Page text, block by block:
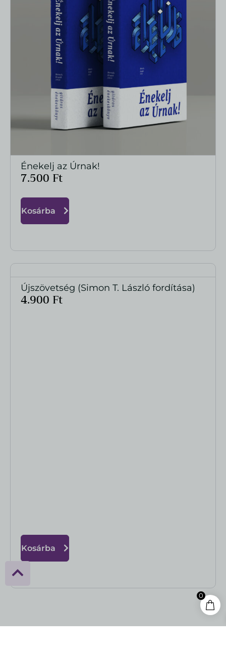
MEGTEKINTÉS
Énekelj az Úrnak!
7.500 Ft
Kosárba
MEGTEKINTÉS
Újszövetség (Simon T. László fordítása)
4.900 Ft
Kosárba
0